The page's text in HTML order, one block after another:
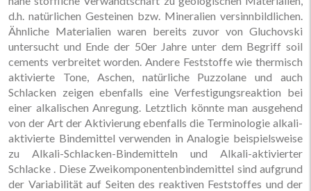
d.h. natürlichen Gesteinen bzw. Mineralien versinnbildlichen.
Ähnliche Materialien waren bereits zuvor von Gluchovski
untersucht und Ende der 50er Jahre unter dem Begriff soil
cements verbreitet worden. Andere Feststoffe wie thermisch
aktivierte Tone, Aschen, natürliche Puzzolane und auch
Schlacken zeigen ebenfalls eine Verfestigungsreaktion bei
einer alkalischen Anregung. Letztlich könnte man ausgehend
von der Art der Aktivierung ebenfalls die Terminologie alkali-
aktivierte Bindemittel verwenden in Analogie beispielsweise
zu Alkali-Schlacken-Bindemitteln und Alkali-aktivierter
Schlacke . Diese Zweikomponentenbindemittel sind aufgrund
der Variabilität auf Seiten des reaktiven Feststoffes und der